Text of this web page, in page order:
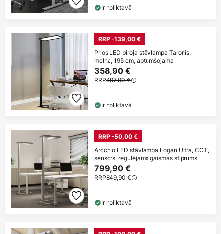
Ir noliktavā
RRP -139,00 €
Prios LED biroja stāvlampa Taronis,
melna, 195 cm, aptumšojama
358,90 €
RRP497,90 €
Ir noliktavā
RRP -50,00 €
Arcchio LED stāvlampa Logan Ultra, CCT,
sensors, regulējams gaismas stiprums
799,90 €
RRP849,90 €
Ir noliktavā